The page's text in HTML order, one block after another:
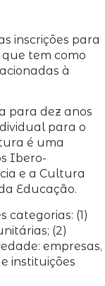
inscrições para
tem como
à
para dez anos
para o
é uma
Ibero-
e a Cultura
Educação.
categorias: (1)
(2)
empresas,
instituições